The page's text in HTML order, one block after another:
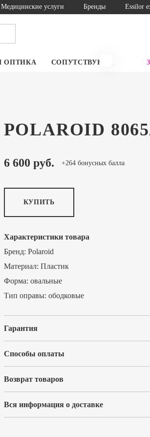
Медицинские услуги Бренды Essilor
ОПТИКА СОПУТСТВУЮЩИЕ
POLAROID
6 600 руб. +264 бонусных балла
КУПИТЬ
Характеристики товара
Бренд: Polaroid
Материал: Пластик
Форма: овальные
Тип оправы: ободковые
Гарантия
Способы оплаты
Возврат товаров
Вся информация о доставке